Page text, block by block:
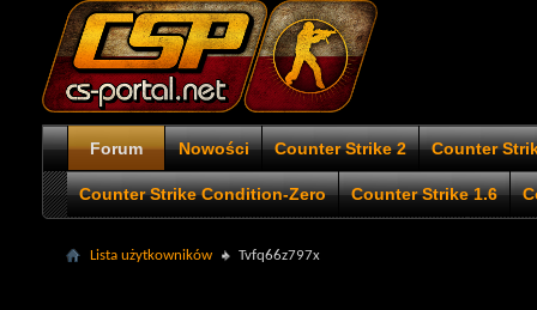
Forum Nowości Counter Strike 2 Counter
Counter Strike Condition-Zero Counter Strike 1.6
Lista użytkowników Tvfq66z797x